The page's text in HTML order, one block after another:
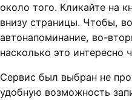
около того. Кликайте на
внизу страницы. Чтобы,
автонапоминание, во-
насколько это интересно
Сервис был выбран не
удобную возможность